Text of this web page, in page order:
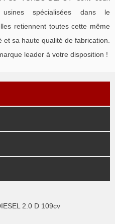
spécialisées dans le
retiennent toutes cette même
et sa haute qualité de fabrication.
leader à votre disposition !
2.0 D 109cv